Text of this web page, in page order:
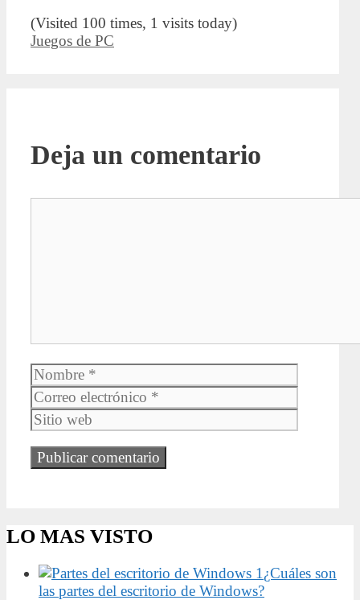
(Visited 100 times, 1 visits today)
Categorías
Juegos de PC
Deja un comentario
Nombre
web
LO MAS VISTO
¿Cuáles son
las partes del escritorio de Windows?